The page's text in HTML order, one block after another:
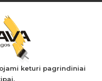
LT497282716
42 222keturi pagrindiniai